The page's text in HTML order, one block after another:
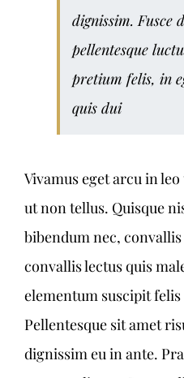
dignissim. Fusce
pellentesque
pretium felis, in
quis dui
Vivamus eget arcu in
ut non tellus. Quisque
bibendum nec,
convallis lectus quis
elementum suscipit
Pellentesque sit amet
dignissim eu in ante.